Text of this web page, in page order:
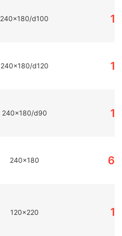
240x180/d100
240x180/d120
240x180/d90
240x180
120x220